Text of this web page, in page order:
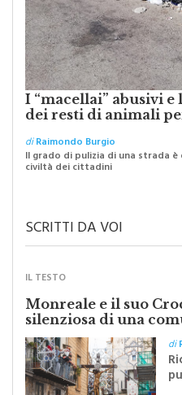
I “macellai” abusivi e
dei resti di animali
diRaimondo Burgio
Il grado di pulizia di una strada
civiltà dei cittadini
SCRITTI DA VOI
IL TESTO
Monreale e il suo
silenziosa di una
di